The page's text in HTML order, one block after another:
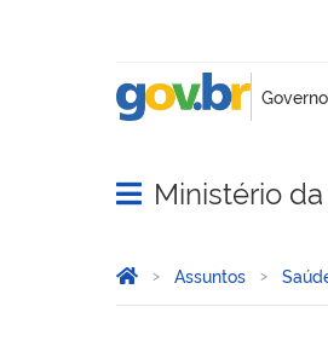
Abrir menu principal
Ministério
Você está aqui:
Página Inicial
Assuntos